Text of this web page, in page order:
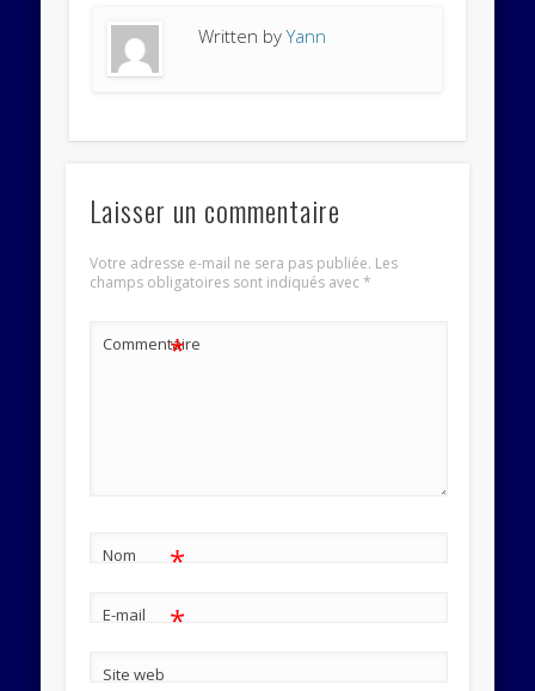
Written byYann
Laisser un commentaire
Votre adresse e-mail ne sera pas publiée. Les
champs obligatoires sont indiqués avec*
Commentaire
*
Nom *
E-mail *
Site web